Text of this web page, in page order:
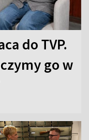
do TVP.
go w